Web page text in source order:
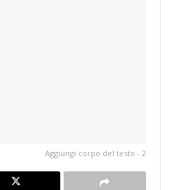
Aggiungi corpo del testo - 2